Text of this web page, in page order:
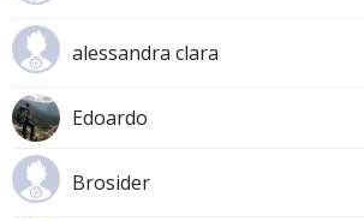
alessandra clara
Edoardo
Brosider